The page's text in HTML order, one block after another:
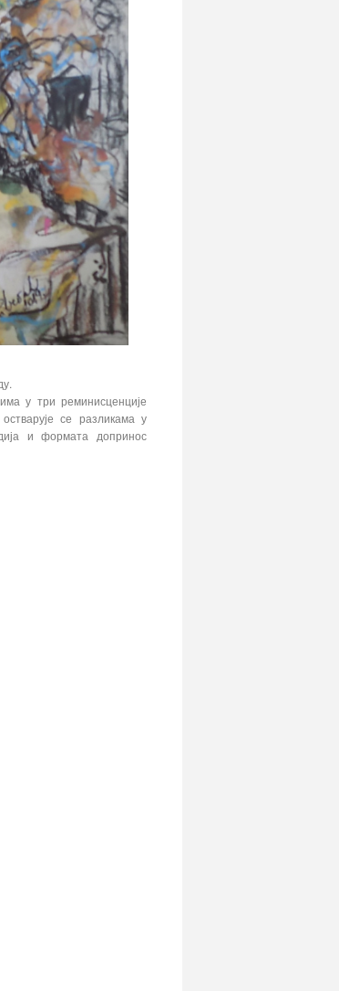
у три реминисценције
се разликама у
и формата допринос